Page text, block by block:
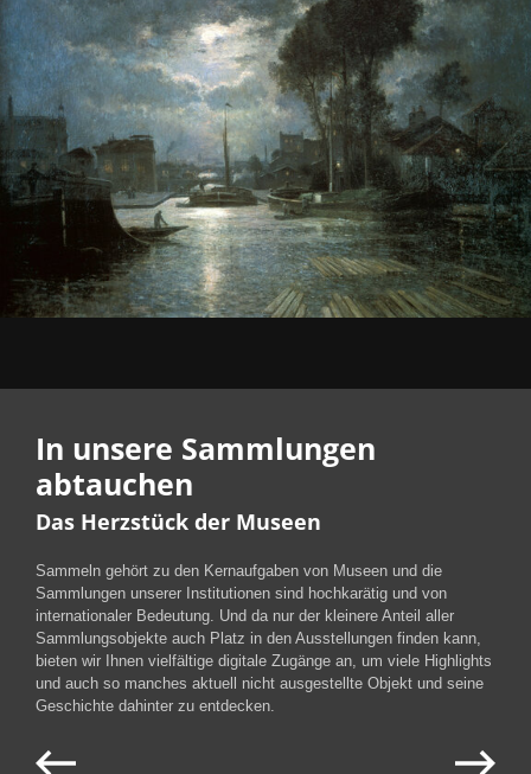
In unsere Sammlungen
abtauchen
Das Herzstück der Museen
Sammeln gehört zu den Kernaufgaben von Museen und die
Sammlungen unserer Institutionen sind hochkarätig und von
internationaler Bedeutung. Und da nur der kleinere Anteil aller
Sammlungsobjekte auch Platz in den Ausstellungen finden kann,
bieten wir Ihnen vielfältige digitale Zugänge an, um viele Highlights
und auch so manches aktuell nicht ausgestellte Objekt und seine
Geschichte dahinter zu entdecken.